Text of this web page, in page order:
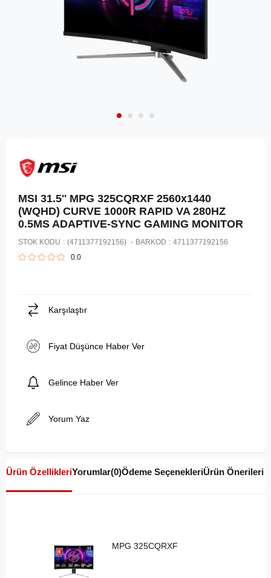
MSI 31.5'' MPG 325CQRXF 2560x1440
(WQHD) CURVE 1000R RAPID VA 280HZ
0.5MS ADAPTIVE-SYNC GAMING MONITOR
STOK KODU (4711377192156) BARKOD : 4711377192156
0.0
Karşılaştır
Fiyat Düşünce Haber Ver
Gelince Haber Ver
Yorum Yaz
Ürün ÖzellikleriYorumlar(0)Ödeme SeçenekleriÜrün Önerileri
MPG 325CQRXF